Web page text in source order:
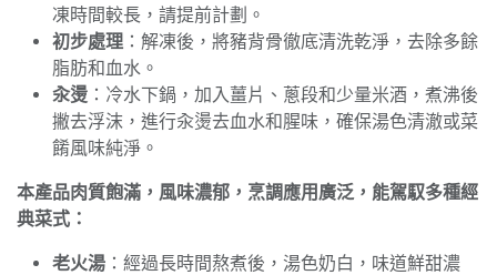
凍時間較長，請提前計劃。
初步處理 ：解凍後，將豬背骨徹底清洗乾淨，去除多餘
脂肪和血水。
汆燙 ：冷水下鍋，加入薑片、蔥段和少量米酒，煮沸後
撇去浮沫，進行汆燙去血水和腥味，確保湯色清澈或菜
餚風味純淨。
本產品肉質飽滿，風味濃郁，烹調應用廣泛，能駕馭多種經
典菜式：
老火湯 ：經過長時間熬煮後，湯色奶白，味道鮮甜濃